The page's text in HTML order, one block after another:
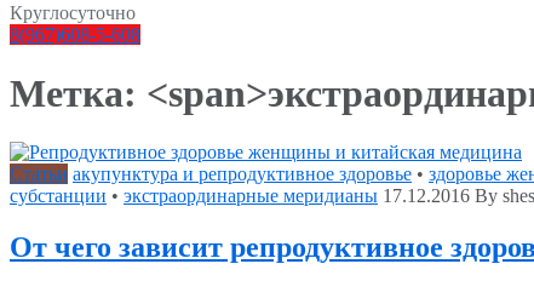
Круглосуточно
8(967)608-5-608
Метка:
Статьи акупунктура и репродуктивное здоровье • здоровье
субстанции • экстраординарные меридианы 17.12.2016 By
От чего зависит репродуктивное